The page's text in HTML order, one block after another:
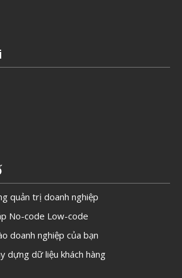
quản trị doanh nghiệp
No-code Low-code
doanh nghiệp của bạn
dựng dữ liệu khách hàng